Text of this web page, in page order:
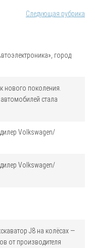
Следующая рубрика
город
нового поколения.
стала
Volkswagen/
Volkswagen/
J8 на колёсах —
от производителя